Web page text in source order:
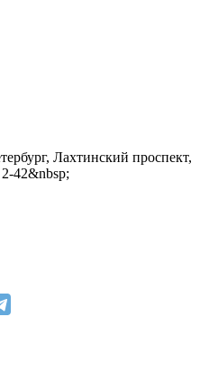
Лахтинский проспект,
42&nbsp;